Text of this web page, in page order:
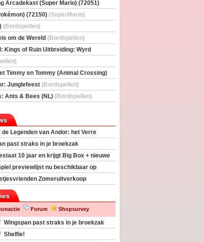
Arcadekast (Super Mario) (72051)
(72150) (SuperMario)
(Bordspellen)
om de Wereld (Bordspellen)
Kings of Ruin Uitbreiding: Wyrd
Timmy en Tommy (Animal Crossing)
Junglefeest (Bordspellen)
Ants & Bees (NL) (Bordspellen)
de Legenden van Andor: het Verre
past straks in je broekzak
10 jaar en krijgt Big Box + nieuwe
previewlijst nu beschikbaar op
Zomeruitverkoop
Forum Shopsurvey
Wingspan past straks in je broekzak
Shelfie!